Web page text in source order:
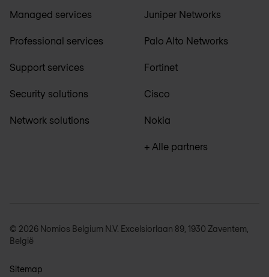
Managed services
Professional services
Support services
Security solutions
Network solutions
Juniper Networks
Palo Alto Networks
Fortinet
Cisco
Nokia
+ Alle partners
© 2026 Nomios Belgium N.V. Excelsiorlaan 89, 1930 Zaventem,
België
Sitemap